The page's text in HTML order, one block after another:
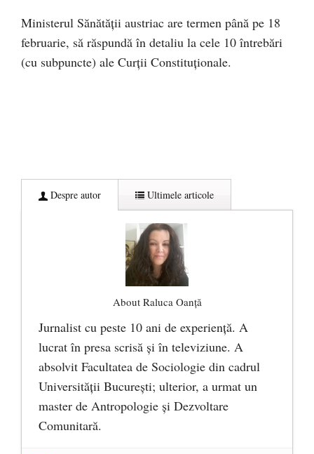
Ministerul Sănătății austriac are termen până pe 18
februarie, să răspundă în detaliu la cele 10 întrebări
(cu subpuncte) ale Curții Constituționale.
Despre autor Ultimele articole
About Raluca Oanță
Jurnalist cu peste 10 ani de experiență. A
lucrat în presa scrisă și în televiziune. A
absolvit Facultatea de Sociologie din cadrul
Universității București; ulterior, a urmat un
master de Antropologie și Dezvoltare
Comunitară.